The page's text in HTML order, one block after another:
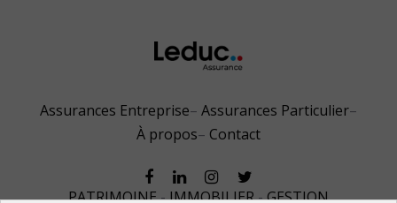
Assurances Entreprise
Assurances Particulier
À propos
Contact
PATRIMOINE-IMMOBILIER-GESTION